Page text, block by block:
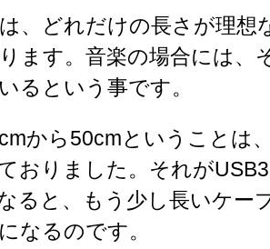
、どれだけの長さが理想
ます。音楽の場合には、
るという事です。
から50cmということは
おりました。それが
ると、もう少し長いケー
なるのです。